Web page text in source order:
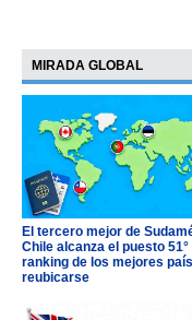
MIRADA GLOBAL
El tercero mejor de
Chile alcanza el puesto 51°
ranking de los mejores
reubicarse